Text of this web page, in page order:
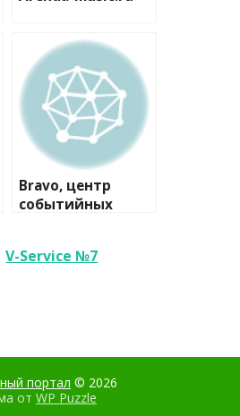
Bravo, центр
событийных
V-Service №7
портал © 2026
от WP Puzzle